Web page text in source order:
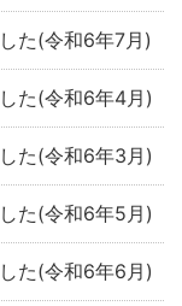
た(令和6年7月)
た(令和6年4月)
た(令和6年3月)
た(令和6年5月)
た(令和6年6月)